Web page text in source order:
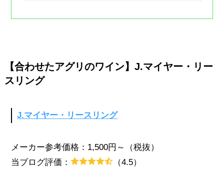
【合わせたアグリのワイン】J.マイヤー・リー
スリング
J.マイヤー・リースリング
メーカー参考価格：1,500円～（税抜）
当ブログ評価：
（4.5）